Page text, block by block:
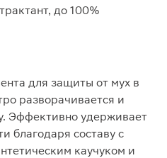
до 100%
для защиты от мух в
разворачивается и
Эффективно удерживает
благодаря составу с
каучуком и